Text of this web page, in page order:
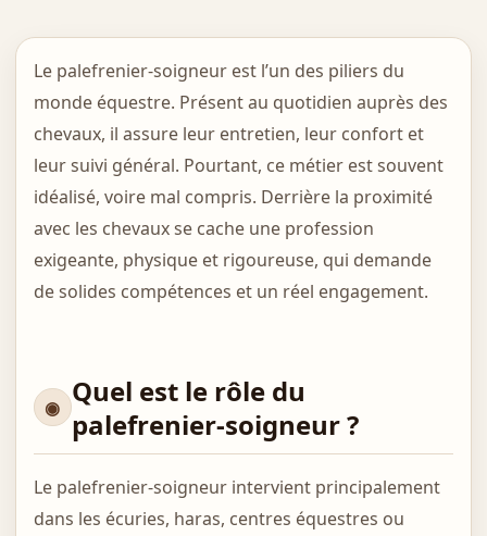
Le palefrenier-soigneur est l’un des piliers du
monde équestre. Présent au quotidien auprès des
chevaux, il assure leur entretien, leur confort et
leur suivi général. Pourtant, ce métier est souvent
idéalisé, voire mal compris. Derrière la proximité
avec les chevaux se cache une profession
exigeante, physique et rigoureuse, qui demande
de solides compétences et un réel engagement.
Quel est le rôle du
palefrenier-soigneur ?
Le palefrenier-soigneur intervient principalement
dans les écuries, haras, centres équestres ou